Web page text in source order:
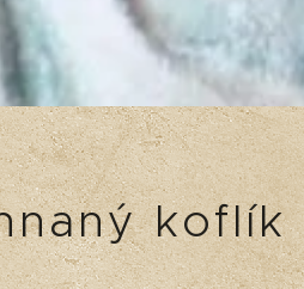
koflík